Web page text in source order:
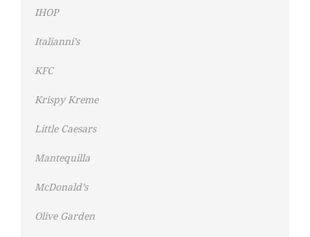
IHOP
Italianni’s
KFC
Krispy Kreme
Little Caesars
Mantequilla
McDonald’s
Olive Garden